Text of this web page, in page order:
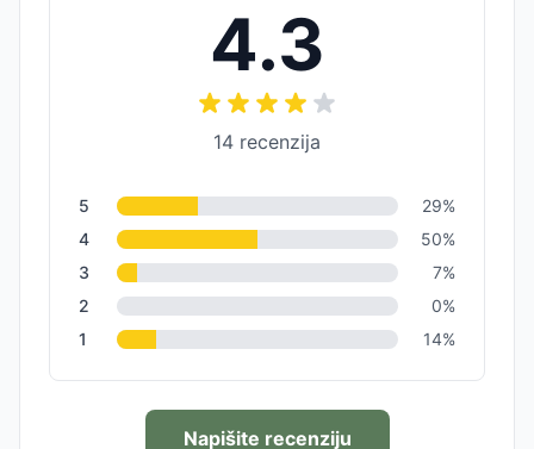
4.3
14 recenzija
5 29%
4
50%
3
7%
2
0%
1
14%
Napišite recenziju